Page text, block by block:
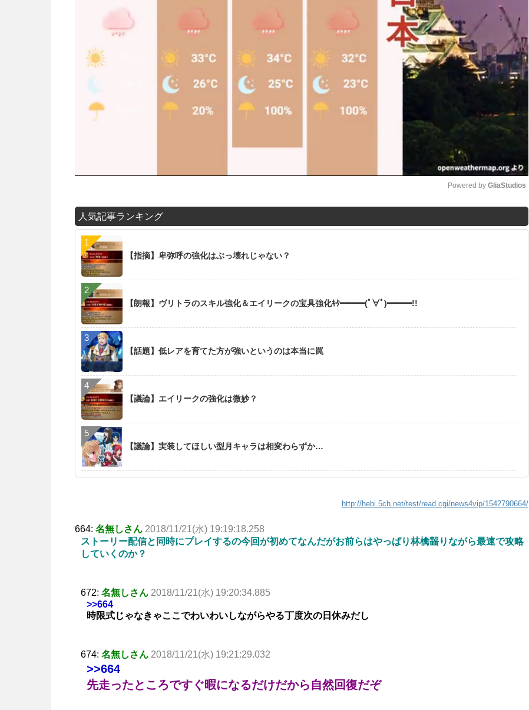
Powered by GliaStudios
人気記事ランキング
【指摘】卑弥呼の強化はぶっ壊れじゃない？
【朗報】ヴリトラのスキル強化＆エイリークの宝具強化ｷﾀ━━━(ﾟ∀ﾟ)━━━!!
【話題】低レアを育てた方が強いというのは本当に罠
【議論】エイリークの強化は微妙？
【議論】実装してほしい型月キャラは相変わらずか…
http://hebi.5ch.net/test/read.cgi/news4vip/1542790664/
664: 名無しさん 2018/11/21(水) 19:19:18.258
ストーリー配信と同時にプレイするの今回が初めてなんだがお前らはやっぱり林檎齧りながら最速で攻略
していくのか？
672: 名無しさん 2018/11/21(水) 19:20:34.885
>>664
時限式じゃなきゃここでわいわいしながらやる丁度次の日休みだし
674: 名無しさん 2018/11/21(水) 19:21:29.032
>>664
先走ったところですぐ暇になるだけだから自然回復だぞ